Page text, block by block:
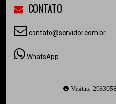
CONTATO
contato@servidor.com.br
WhatsApp
Visitas: 2963058